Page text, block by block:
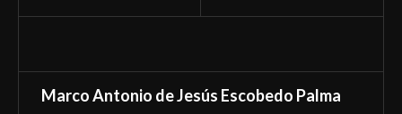
Marco Antonio de Jesús Escobedo Palma